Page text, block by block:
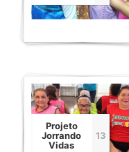
Projeto
Jorrando
Vidas
13